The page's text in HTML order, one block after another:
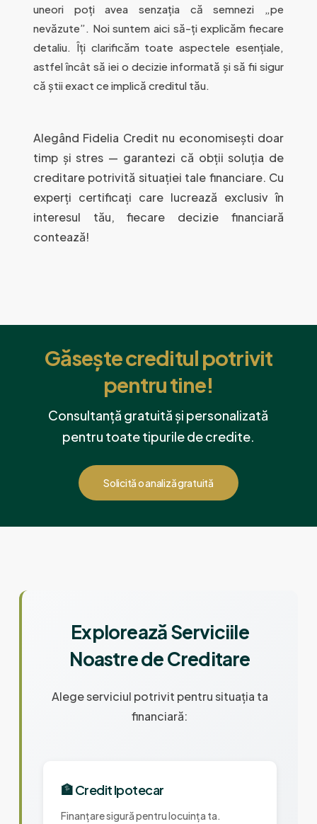
uneori poți avea senzația că semnezi „pe
nevăzute”. Noi suntem aici să-ți explicăm fiecare
detaliu. Îți clarificăm toate aspectele esențiale,
astfel încât să iei o decizie informată și să fii sigur
că știi exact ce implică creditul tău.
Alegând Fidelia Credit nu economisești doar
timp și stres — garantezi că obții soluția de
creditare potrivită situației tale financiare. Cu
experți certificați care lucrează exclusiv în
interesul tău, fiecare decizie financiară
contează!
Găsește creditul potrivit
pentru tine!
Consultanță gratuită și personalizată
pentru toate tipurile de credite.
Solicită o analiză gratuită
Explorează Serviciile
Noastre de Creditare
Alege serviciul potrivit pentru situația ta
financiară:
🏦 Credit Ipotecar
Finanțare sigură pentru locuința ta.